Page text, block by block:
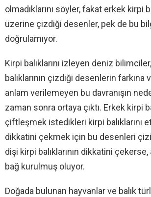
olmadıklarını söyler, fakat erkek kirpi
üzerine çizdiği desenler, pek de bu
doğrulamıyor.
Kirpi balıklarını izleyen deniz
balıklarının çizdiği desenlerin farkına
anlam verilemeyen bu davranışın
zaman sonra ortaya çıktı. Erkek kirpi
çiftleşmek istedikleri kirpi balıklarını
dikkatini çekmek için bu desenleri
dişi kirpi balıklarının dikkatini çekerse,
bağ kurulmuş oluyor.
Doğada bulunan hayvanlar ve balık